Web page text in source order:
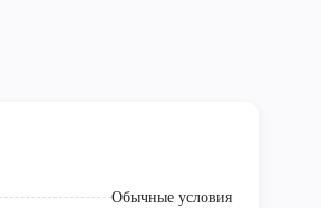
Обычные условия